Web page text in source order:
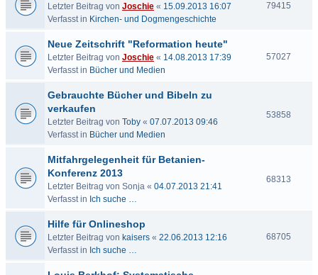
Letzter Beitrag von Joschie « 15.09.2013 16:07
Verfasst in Kirchen- und Dogmengeschichte
79415
Neue Zeitschrift "Reformation heute"
Letzter Beitrag von Joschie « 14.08.2013 17:39
Verfasst in Bücher und Medien
57027
Gebrauchte Bücher und Bibeln zu
verkaufen
Letzter Beitrag von Toby « 07.07.2013 09:46
Verfasst in Bücher und Medien
53858
Mitfahrgelegenheit für Betanien-
Konferenz 2013
Letzter Beitrag von Sonja « 04.07.2013 21:41
Verfasst in Ich suche …
68313
Hilfe für Onlineshop
Letzter Beitrag von kaisers « 22.06.2013 12:16
Verfasst in Ich suche …
68705